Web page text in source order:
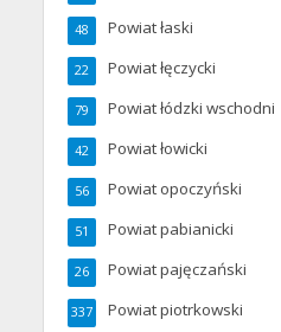
Powiat łaski
48
Powiat łęczycki
22
Powiat łódzki wschodni
79
Powiat łowicki
42
Powiat opoczyński
56
Powiat pabianicki
51
Powiat pajęczański
26
Powiat piotrkowski
337